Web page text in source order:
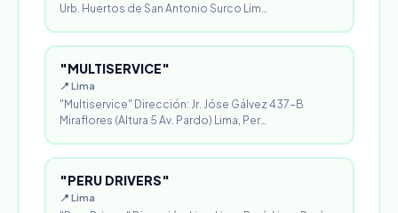
Urb. Huertos de San Antonio Surco Lim…
"MULTISERVICE"
📍 Lima
"Multiservice" Dirección: Jr. Jóse Gálvez 437-B
Miraflores (Altura 5 Av. Pardo) Lima, Per…
"PERU DRIVERS"
📍 Lima